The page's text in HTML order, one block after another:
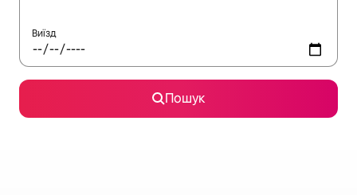
Виїзд
Пошук